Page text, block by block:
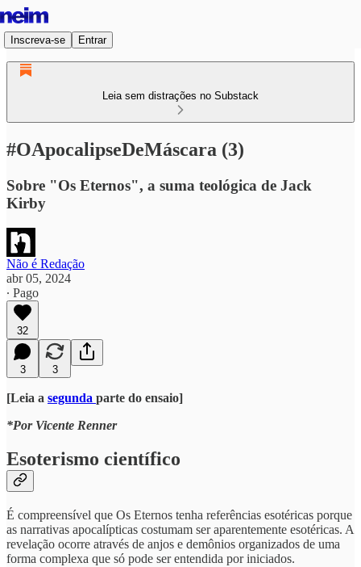
Inscreva-se Entrar
Leia sem distrações no Substack
#OApocalipseDeMáscara (3)
Sobre "Os Eternos", a suma teológica de Jack
Kirby
Não é Redação
abr 05, 2024
∙ Pago
32
3 3
[Leia a segunda parte do ensaio]
*Por Vicente Renner
Esoterismo científico
É compreensível que Os Eternos tenha referências esotéricas porque
as narrativas apocalípticas costumam ser aparentemente esotéricas. A
revelação ocorre através de anjos e demônios organizados de uma
forma complexa que só pode ser entendida por iniciados.